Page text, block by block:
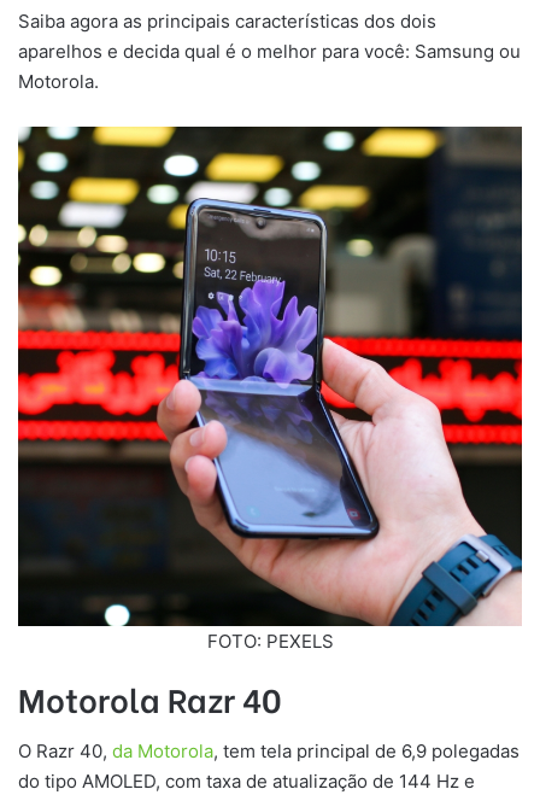
Saiba agora as principais características dos dois
aparelhos e decida qual é o melhor para você: Samsung ou
Motorola.
FOTO: PEXELS
Motorola Razr 40
O Razr 40, da Motorola, tem tela principal de 6,9 polegadas
do tipo AMOLED, com taxa de atualização de 144 Hz e